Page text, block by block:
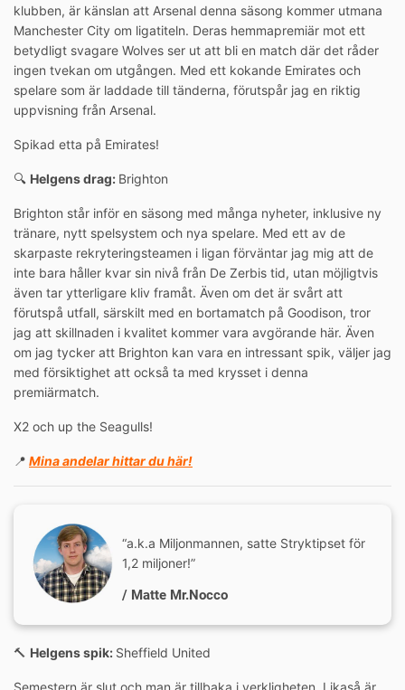
klubben, är känslan att Arsenal denna säsong kommer utmana
Manchester City om ligatiteln. Deras hemmapremiär mot ett
betydligt svagare Wolves ser ut att bli en match där det råder
ingen tvekan om utgången. Med ett kokande Emirates och
spelare som är laddade till tänderna, förutspår jag en riktig
uppvisning från Arsenal.
Spikad etta på Emirates!
🔍 Helgens drag: Brighton
Brighton står inför en säsong med många nyheter, inklusive ny
tränare, nytt spelsystem och nya spelare. Med ett av de
skarpaste rekryteringsteamen i ligan förväntar jag mig att de
inte bara håller kvar sin nivå från De Zerbis tid, utan möjligtvis
även tar ytterligare kliv framåt. Även om det är svårt att
förutspå utfall, särskilt med en bortamatch på Goodison, tror
jag att skillnaden i kvalitet kommer vara avgörande här. Även
om jag tycker att Brighton kan vara en intressant spik, väljer jag
med försiktighet att också ta med krysset i denna
premiärmatch.
X2 och up the Seagulls!
📍 Mina andelar hittar du här!
“a.k.a Miljonmannen, satte Stryktipset för
1,2 miljoner!”
/ Matte Mr.Nocco
🔨 Helgens spik: Sheffield United